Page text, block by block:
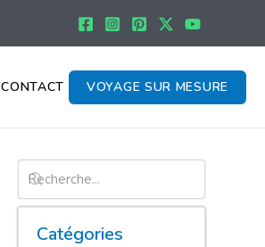
CONTACT VOYAGE SUR MESURE
Catégories